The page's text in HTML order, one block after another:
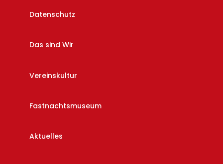
Datenschutz
Das sind Wir
Vereinskultur
Fastnachtsmuseum
Aktuelles